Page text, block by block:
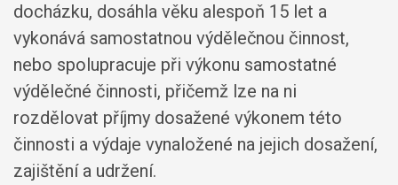
docházku, dosáhla věku alespoň 15 let a
vykonává samostatnou výdělečnou činnost,
nebo spolupracuje při výkonu samostatné
výdělečné činnosti, přičemž lze na ni
rozdělovat příjmy dosažené výkonem této
činnosti a výdaje vynaložené na jejich dosažení,
zajištění a udržení.